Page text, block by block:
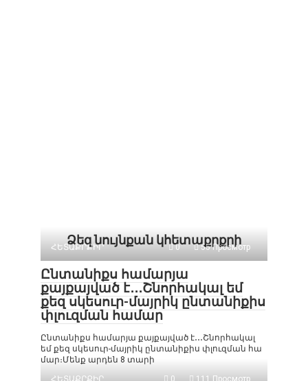
Ձեզ նույնքան կհետաքրքրի
ՀԵՏԱՔՐՔԻՐ 0 55 Просмотр
Ընտանիքս համարյա
քայքայված է․․․Շնորհակալ եմ
քեզ սկեսուր-մայրիկ ընտանիքիս
փլուզման համար
Ընտանիքս համարյա քայքայված է․․․Շնորհակալ
եմ քեզ սկեսուր-մայրիկ ընտանիքիս փլուզման հա
մար։Մենք արդեն 8 տարի
ՀԵՏԱՔՐՔԻՐ
0 111 Просмотр